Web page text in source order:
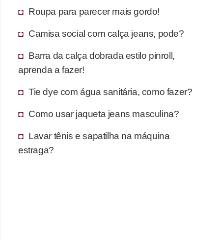
Roupa para parecer mais gordo!
Camisa social com calça jeans, pode?
Barra da calça dobrada estilo pinroll,
aprenda a fazer!
Tie dye com água sanitária, como fazer?
Como usar jaqueta jeans masculina?
Lavar tênis e sapatilha na máquina
estraga?